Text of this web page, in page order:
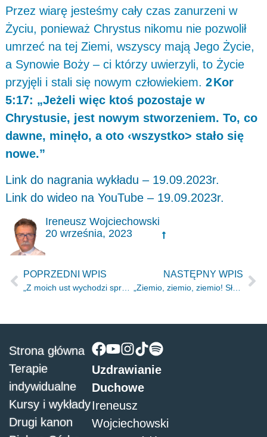
Przez wiarę jesteśmy cały czas zanurzeni w
Życiu, ponieważ Chrystus nikomu nie pozwolił
umrzeć na tej Ziemi, wszyscy mają Jego Życie,
a Synowie Boży – ci którzy uwierzyli, to Życie
przyjęli i stali się nowym człowiekiem. 2 Kor
5:17: „Jeżeli więc ktoś pozostaje w
Chrystusie, jest nowym stworzeniem. To, co
dawne, minęło, a oto ‹wszystko> stało się
nowe.”
Link do nagrania wykładu – 19.09.2023r.
Link do wideo na YouTube – 19.09.2023r.
Ireneusz Wojciechowski
20 września, 2023
POPRZEDNI WPIS
„Z moich ust wychodzi sprawiedliwość, słowo nieodwołalne.” Iz 45.23
NASTĘPNY WPIS
„Ziemio, ziemio, ziemio! Słuchaj słowa Pańskiego!” Jr 22.29
Uzdrawianie
Duchowe
Ireneusz
Wojciechowski
Strona główna
Terapie
indywidualne
Kursy i wykłady
Drugi kanon